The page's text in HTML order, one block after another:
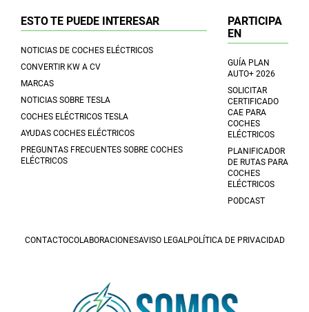
ESTO TE PUEDE INTERESAR
NOTICIAS DE COCHES ELÉCTRICOS
CONVERTIR KW A CV
MARCAS
NOTICIAS SOBRE TESLA
COCHES ELÉCTRICOS TESLA
AYUDAS COCHES ELÉCTRICOS
PREGUNTAS FRECUENTES SOBRE COCHES
ELÉCTRICOS
PARTICIPA
EN
GUÍA PLAN
AUTO+ 2026
SOLICITAR
CERTIFICADO
CAE PARA
COCHES
ELÉCTRICOS
PLANIFICADOR
DE RUTAS PARA
COCHES
ELÉCTRICOS
PODCAST
CONTACTOCOLABORACIONESAVISO LEGALPOLÍTICA DE PRIVACIDAD